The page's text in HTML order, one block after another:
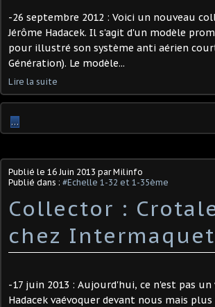
-26 septembre 2012 : Voici un nouveau
Jérôme Hadacek. Il s'agit d'un modèle
pour illustré son système anti aérien
Génération). Le modèle...
Lire la suite
…
Publié le 16 Juin 2013 par Milinfo
Publié dans : #Echelle 1-32 et 1-35ème
Collector :
chez
-17 juin 2013 : Aujourd'hui, ce n'est pas
Hadacek vaévoquer devant nous mais